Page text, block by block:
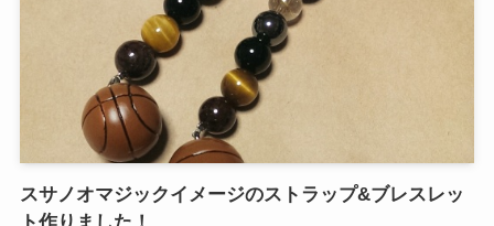
スサノオマジックイメージのストラップ&ブレスレッ
ト作りました！